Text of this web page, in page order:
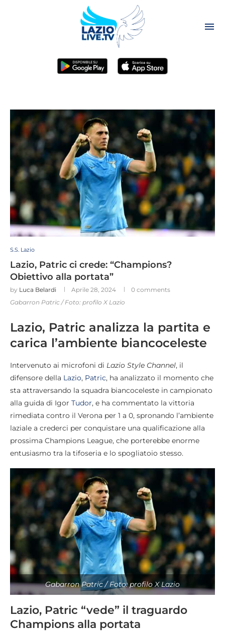
S.S. Lazio
Lazio, Patric ci crede: “Champions?
Obiettivo alla portata”
by Luca Belardi Aprile 28, 2024
0 comments
Gabarron Patric / Foto: profilo X Lazio
Lazio, Patric analizza la partita e
carica l’ambiente biancoceleste
Intervenuto ai microfoni di Lazio Style Channel, il
difensore della Lazio, Patric, ha analizzato il momento che
sta attraversando la squadra biancoceleste in campionato
alla guida di Igor Tudor, e ha commentato la vittoria
rimediata contro il Verona per 1 a 0, spronando l’ambiente
laziale a crederci per conquistare una qualificazione alla
prossima Champions League, che porterebbe enorme
entusiasmo tra la tifoseria e lo spogliatoio stesso.
Gabarron Patric / Foto: profilo X Lazio
Lazio, Patric “vede” il traguardo
Champions alla portata